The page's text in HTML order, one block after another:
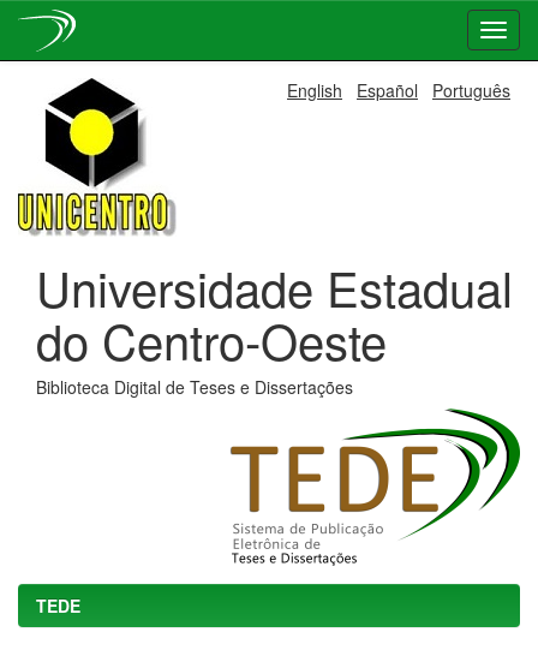
navigation
English Español Português
Universidade Estadual
do Centro-Oeste
Biblioteca Digital de Teses e Dissertações
TEDE